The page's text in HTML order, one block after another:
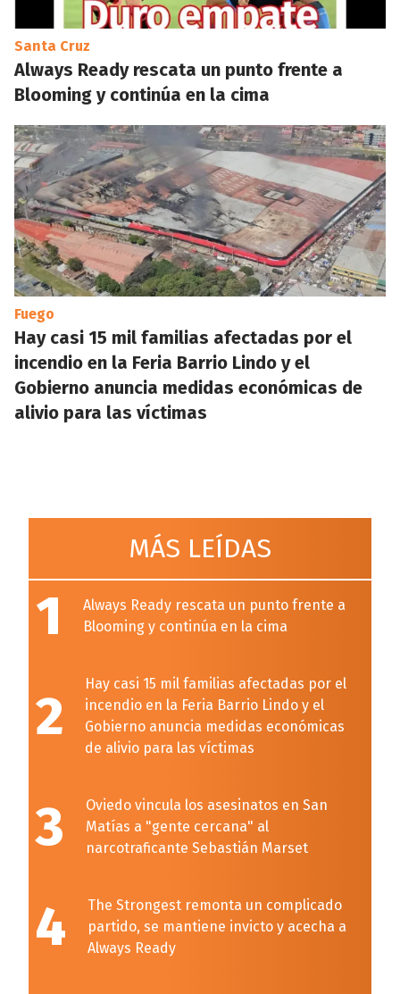
Santa Cruz
Always Ready rescata un punto frente a
Blooming y continúa en la cima
Fuego
Hay casi 15 mil familias afectadas por el
incendio en la Feria Barrio Lindo y el
Gobierno anuncia medidas económicas de
alivio para las víctimas
MÁS LEÍDAS
1
Always Ready rescata un punto frente a
Blooming y continúa en la cima
2
Hay casi 15 mil familias afectadas por el
incendio en la Feria Barrio Lindo y el
Gobierno anuncia medidas económicas
de alivio para las víctimas
3
Oviedo vincula los asesinatos en San
Matías a "gente cercana" al
narcotraficante Sebastián Marset
4
The Strongest remonta un complicado
partido, se mantiene invicto y acecha a
Always Ready